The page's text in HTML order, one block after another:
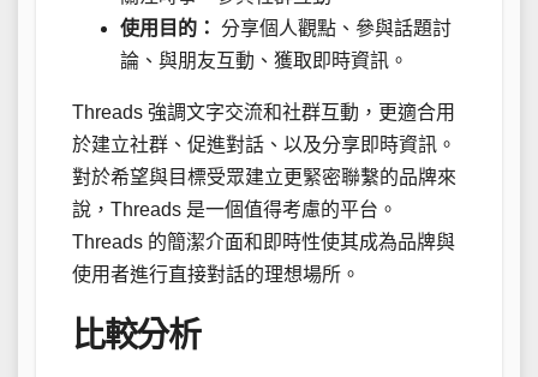
使用目的： 分享個人觀點、參與話題討
論、與朋友互動、獲取即時資訊。
Threads 強調文字交流和社群互動，更適合用
於建立社群、促進對話、以及分享即時資訊。
對於希望與目標受眾建立更緊密聯繫的品牌來
說，Threads 是一個值得考慮的平台。
Threads 的簡潔介面和即時性使其成為品牌與
使用者進行直接對話的理想場所。
比較分析